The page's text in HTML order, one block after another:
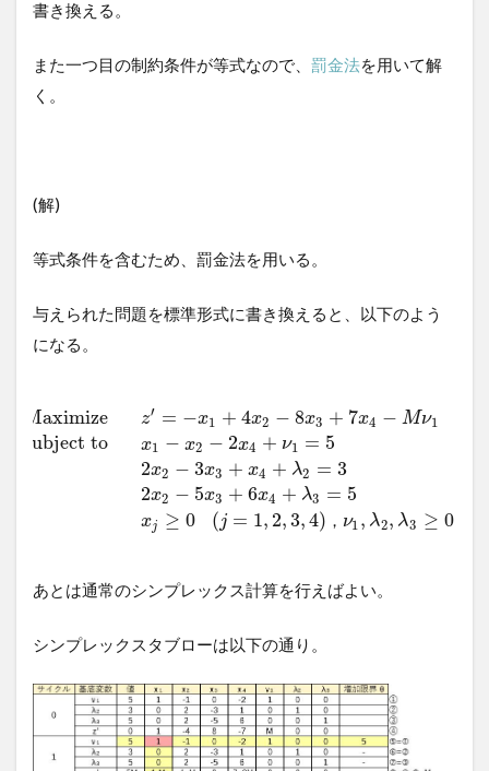
書き換える。
また一つ目の制約条件が等式なので、 罰金法を用いて解
く。
(解)
等式条件を含むため、罰金法を用いる。
与えられた問題を標準形式に書き換えると、以下のよう
になる。
Maximize
ubject to
z′ = −x1 + 4x2 − 8x3 + 7x4 − Mν1
x1 − x2 − 2x4 + ν1 = 5
2x2 − 3x3 + x4 + λ2 = 3
2x2 − 5x3 + 6x4 + λ3 = 5
xj ≥ 0 (j = 1, 2,3,4) ， ν1 , λ2, λ3 ≥ 0，
あとは通常のシンプレックス計算を行えばよい。
シンプレックスタブローは以下の通り。